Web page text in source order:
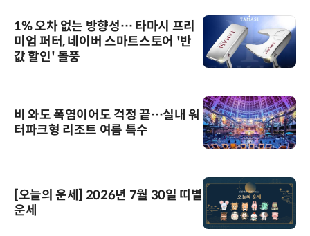
1% 오차 없는 방향성… 타마시 프리
미엄 퍼터, 네이버 스마트스토어 '반
값 할인' 돌풍
비 와도 폭염이어도 걱정 끝…실내 워
터파크형 리조트 여름 특수
[오늘의 운세] 2026년 7월 30일 띠별
운세